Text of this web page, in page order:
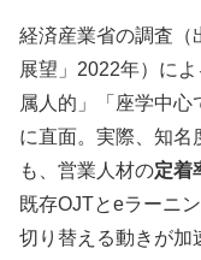
経済産業省の調査（
展望」2022年）に
属人的」「座学中心
に直面。実際、知名
も、営業人材の定着
既存OJTとeラーニ
切り替える動きが加